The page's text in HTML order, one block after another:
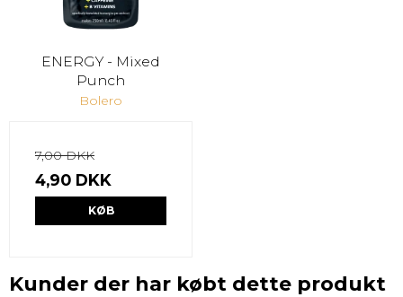
ENERGY - Mixed
Punch
Bolero
7,00 DKK
4,90 DKK
KØB
Kunder der har købt dette produkt